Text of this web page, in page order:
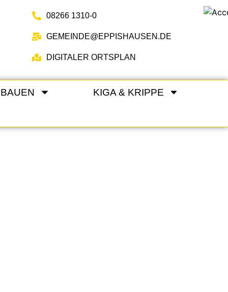
08266 1310-0
GEMEINDE@EPPISHAUSEN.DE
DIGITALER ORTSPLAN
KIGA & KRIPPE